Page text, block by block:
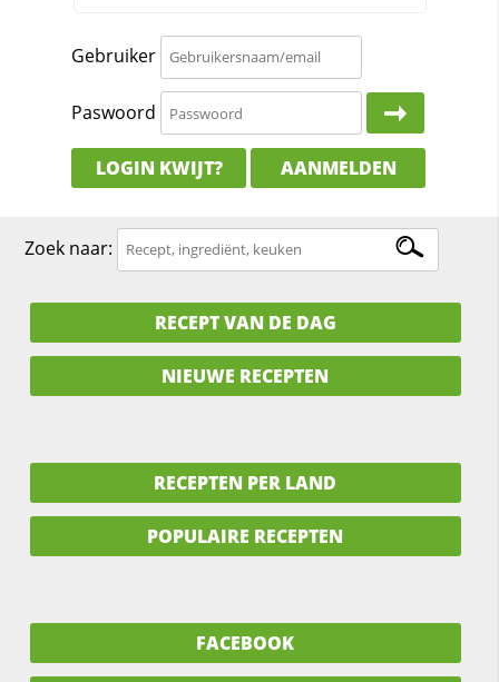
Gebruiker
Paswoord
LOGIN KWIJT? AANMELDEN
Zoek naar:
RECEPT VAN DE DAG
NIEUWE RECEPTEN
RECEPTEN PER LAND
POPULAIRE RECEPTEN
FACEBOOK